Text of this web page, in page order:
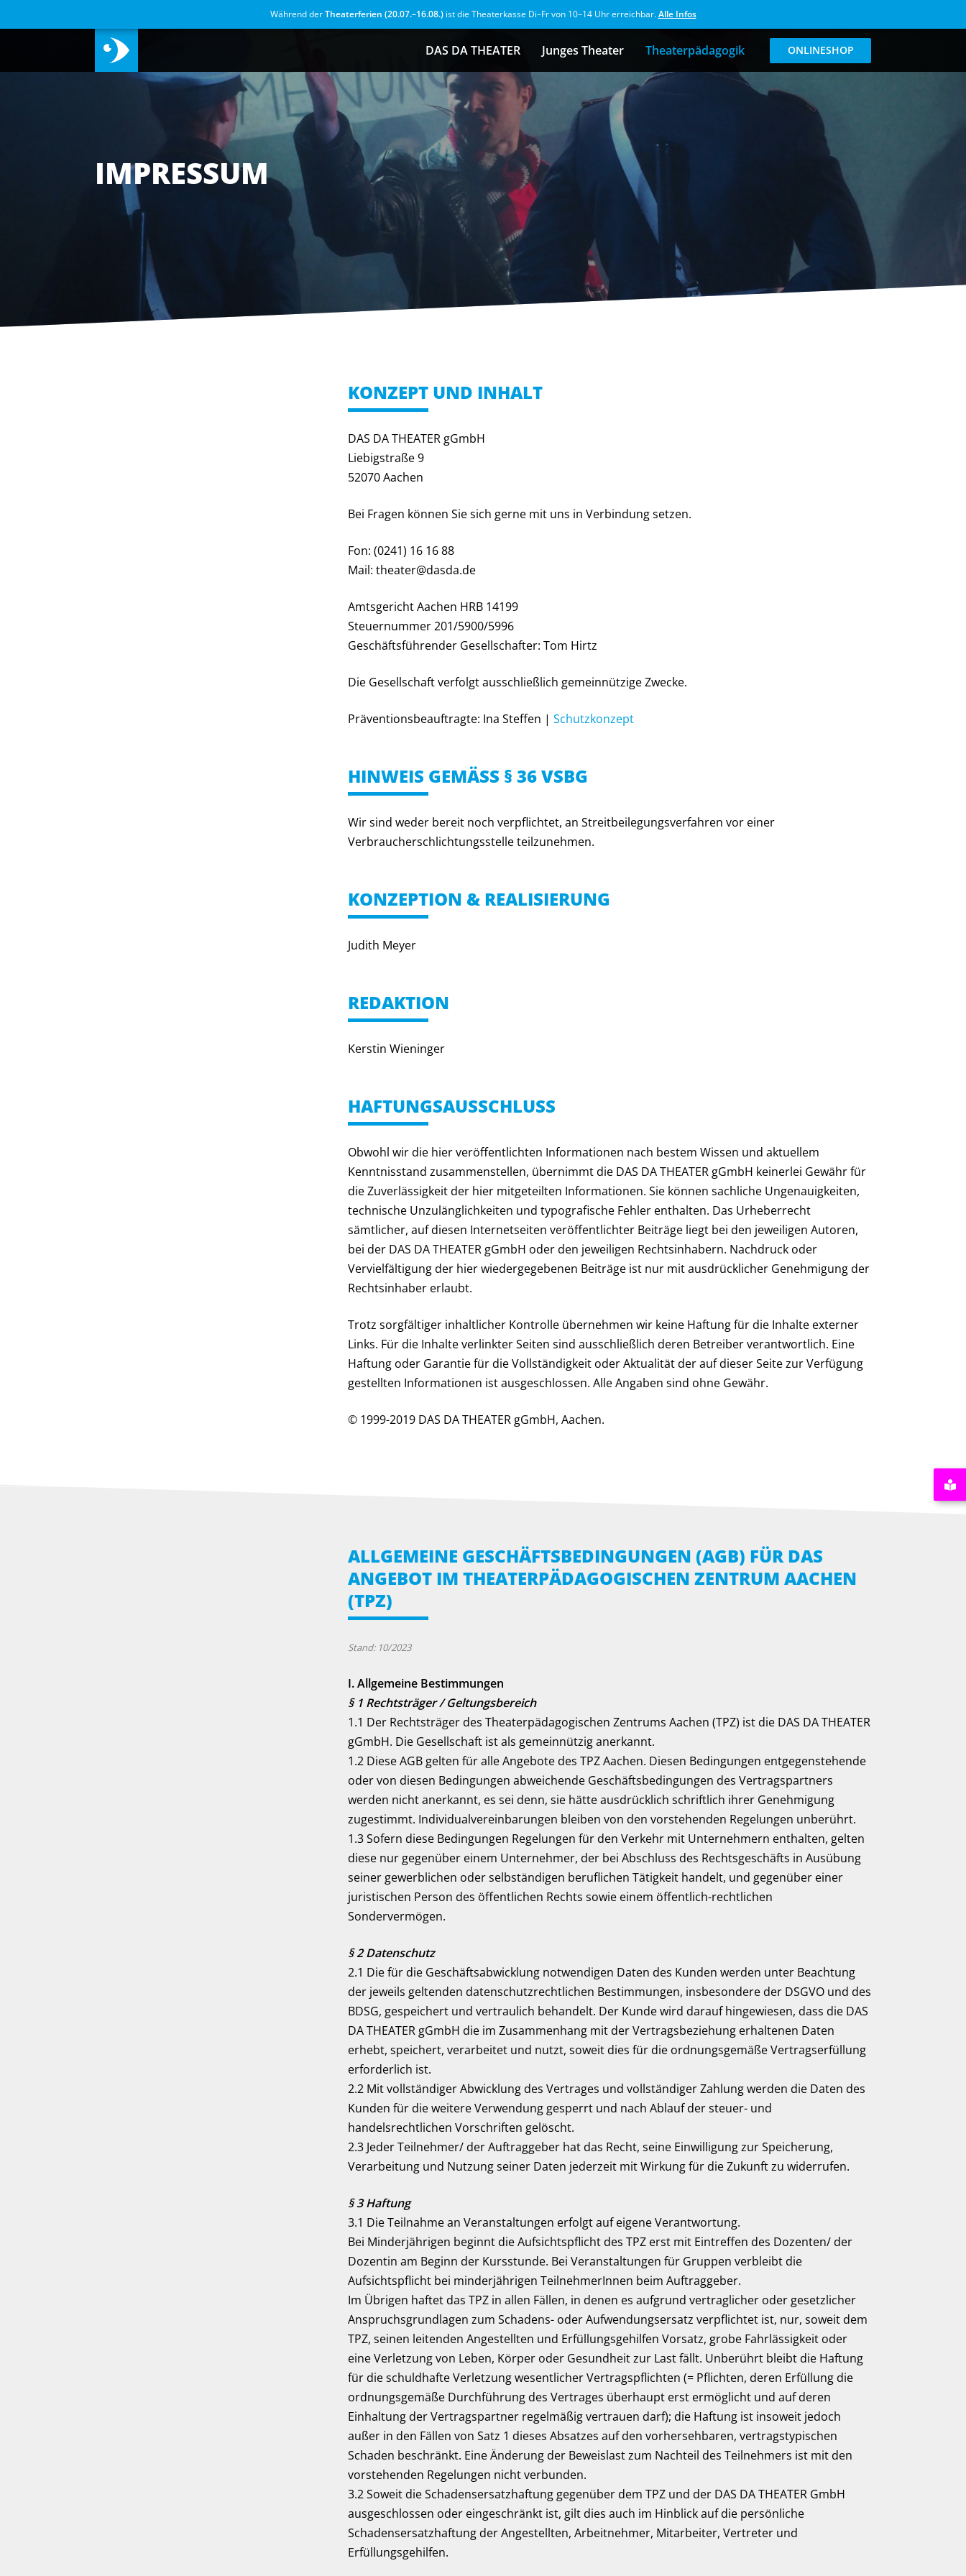
Während derTheaterferien (20.07.–16.08.)ist die Theaterkasse Di–Fr von 10–14 Uhr erreichbar.Alle Infos
DAS DA THEATER Junges Theater Theaterpädagogik ONLINESHOP
IMPRESSUM
KONZEPT UND INHALT
DAS DA THEATER gGmbH
Liebigstraße 9
52070 Aachen
Bei Fragen können Sie sich gerne mit uns in Verbindung setzen.
Fon: (0241) 16 16 88
Mail: theater@dasda.de
Amtsgericht Aachen HRB 14199
Steuernummer 201/5900/5996
Geschäftsführender Gesellschafter: Tom Hirtz
Die Gesellschaft verfolgt ausschließlich gemeinnützige Zwecke.
Präventionsbeauftragte: Ina Steffen | Schutzkonzept
HINWEIS GEMÄSS § 36 VSBG
Wir sind weder bereit noch verpflichtet, an Streitbeilegungsverfahren vor einer
Verbraucherschlichtungsstelle teilzunehmen.
KONZEPTION & REALISIERUNG
Judith Meyer
REDAKTION
Kerstin Wieninger
HAFTUNGSAUSSCHLUSS
Obwohl wir die hier veröffentlichten Informationen nach bestem Wissen und aktuellem
Kenntnisstand zusammenstellen, übernimmt die DAS DA THEATER gGmbH keinerlei Gewähr für
die Zuverlässigkeit der hier mitgeteilten Informationen. Sie können sachliche Ungenauigkeiten,
technische Unzulänglichkeiten und typografische Fehler enthalten. Das Urheberrecht
sämtlicher, auf diesen Internetseiten veröffentlichter Beiträge liegt bei den jeweiligen Autoren,
bei der DAS DA THEATER gGmbH oder den jeweiligen Rechtsinhabern. Nachdruck oder
Vervielfältigung der hier wiedergegebenen Beiträge ist nur mit ausdrücklicher Genehmigung der
Rechtsinhaber erlaubt.
Trotz sorgfältiger inhaltlicher Kontrolle übernehmen wir keine Haftung für die Inhalte externer
Links. Für die Inhalte verlinkter Seiten sind ausschließlich deren Betreiber verantwortlich. Eine
Haftung oder Garantie für die Vollständigkeit oder Aktualität der auf dieser Seite zur Verfügung
gestellten Informationen ist ausgeschlossen. Alle Angaben sind ohne Gewähr.
© 1999-2019 DAS DA THEATER gGmbH, Aachen.
ALLGEMEINE GESCHÄFTSBEDINGUNGEN (AGB) FÜR DAS
ANGEBOT IM THEATERPÄDAGOGISCHEN ZENTRUM AACHEN
(TPZ)
Stand: 10/2023
I. Allgemeine Bestimmungen
§ 1 Rechtsträger / Geltungsbereich
1.1 Der Rechtsträger des Theaterpädagogischen Zentrums Aachen (TPZ) ist die DAS DA THEATER
gGmbH. Die Gesellschaft ist als gemeinnützig anerkannt.
1.2 Diese AGB gelten für alle Angebote des TPZ Aachen. Diesen Bedingungen entgegenstehende
oder von diesen Bedingungen abweichende Geschäftsbedingungen des Vertragspartners
werden nicht anerkannt, es sei denn, sie hätte ausdrücklich schriftlich ihrer Genehmigung
zugestimmt. Individualvereinbarungen bleiben von den vorstehenden Regelungen unberührt.
1.3 Sofern diese Bedingungen Regelungen für den Verkehr mit Unternehmern enthalten, gelten
diese nur gegenüber einem Unternehmer, der bei Abschluss des Rechtsgeschäfts in Ausübung
seiner gewerblichen oder selbständigen beruflichen Tätigkeit handelt, und gegenüber einer
juristischen Person des öffentlichen Rechts sowie einem öffentlich-rechtlichen
Sondervermögen.
§ 2 Datenschutz
2.1 Die für die Geschäftsabwicklung notwendigen Daten des Kunden werden unter Beachtung
der jeweils geltenden datenschutzrechtlichen Bestimmungen, insbesondere der DSGVO und des
BDSG, gespeichert und vertraulich behandelt. Der Kunde wird darauf hingewiesen, dass die DAS
DA THEATER gGmbH die im Zusammenhang mit der Vertragsbeziehung erhaltenen Daten
erhebt, speichert, verarbeitet und nutzt, soweit dies für die ordnungsgemäße Vertragserfüllung
erforderlich ist.
2.2 Mit vollständiger Abwicklung des Vertrages und vollständiger Zahlung werden die Daten des
Kunden für die weitere Verwendung gesperrt und nach Ablauf der steuer- und
handelsrechtlichen Vorschriften gelöscht.
2.3 Jeder Teilnehmer/ der Auftraggeber hat das Recht, seine Einwilligung zur Speicherung,
Verarbeitung und Nutzung seiner Daten jederzeit mit Wirkung für die Zukunft zu widerrufen.
§ 3 Haftung
3.1 Die Teilnahme an Veranstaltungen erfolgt auf eigene Verantwortung.
Bei Minderjährigen beginnt die Aufsichtspflicht des TPZ erst mit Eintreffen des Dozenten/ der
Dozentin am Beginn der Kursstunde. Bei Veranstaltungen für Gruppen verbleibt die
Aufsichtspflicht bei minderjährigen TeilnehmerInnen beim Auftraggeber.
Im Übrigen haftet das TPZ in allen Fällen, in denen es aufgrund vertraglicher oder gesetzlicher
Anspruchsgrundlagen zum Schadens- oder Aufwendungsersatz verpflichtet ist, nur, soweit dem
TPZ, seinen leitenden Angestellten und Erfüllungsgehilfen Vorsatz, grobe Fahrlässigkeit oder
eine Verletzung von Leben, Körper oder Gesundheit zur Last fällt. Unberührt bleibt die Haftung
für die schuldhafte Verletzung wesentlicher Vertragspflichten (= Pflichten, deren Erfüllung die
ordnungsgemäße Durchführung des Vertrages überhaupt erst ermöglicht und auf deren
Einhaltung der Vertragspartner regelmäßig vertrauen darf); die Haftung ist insoweit jedoch
außer in den Fällen von Satz 1 dieses Absatzes auf den vorhersehbaren, vertragstypischen
Schaden beschränkt. Eine Änderung der Beweislast zum Nachteil des Teilnehmers ist mit den
vorstehenden Regelungen nicht verbunden.
3.2 Soweit die Schadensersatzhaftung gegenüber dem TPZ und der DAS DA THEATER GmbH
ausgeschlossen oder eingeschränkt ist, gilt dies auch im Hinblick auf die persönliche
Schadensersatzhaftung der Angestellten, Arbeitnehmer, Mitarbeiter, Vertreter und
Erfüllungsgehilfen.